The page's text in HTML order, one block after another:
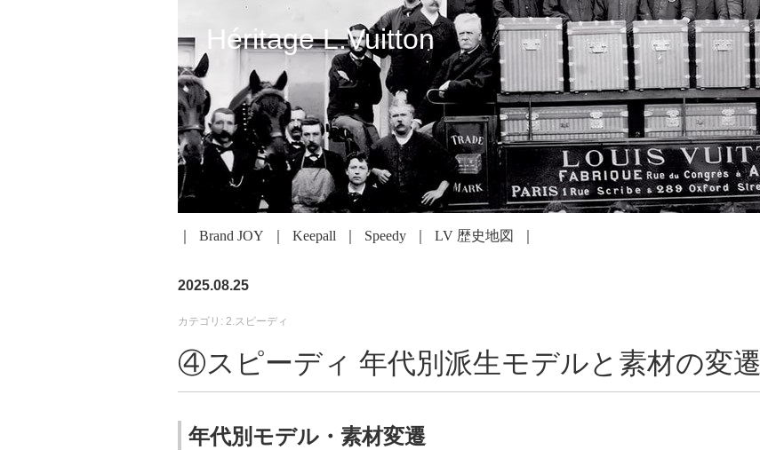
Héritage L.Vuitton
Brand JOY Keepall Speedy LV 歴史地図
2025.08.25
カテゴリ: 2.スピーディ
④スピーディ 年代別派生モデルと素材の変遷
年代別モデル・素材変遷